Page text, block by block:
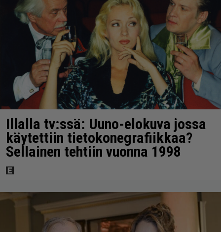
Illalla tv:ssä: Uuno-elokuva jossa
käytettiin tietokonegrafiikkaa?
Sellainen tehtiin vuonna 1998